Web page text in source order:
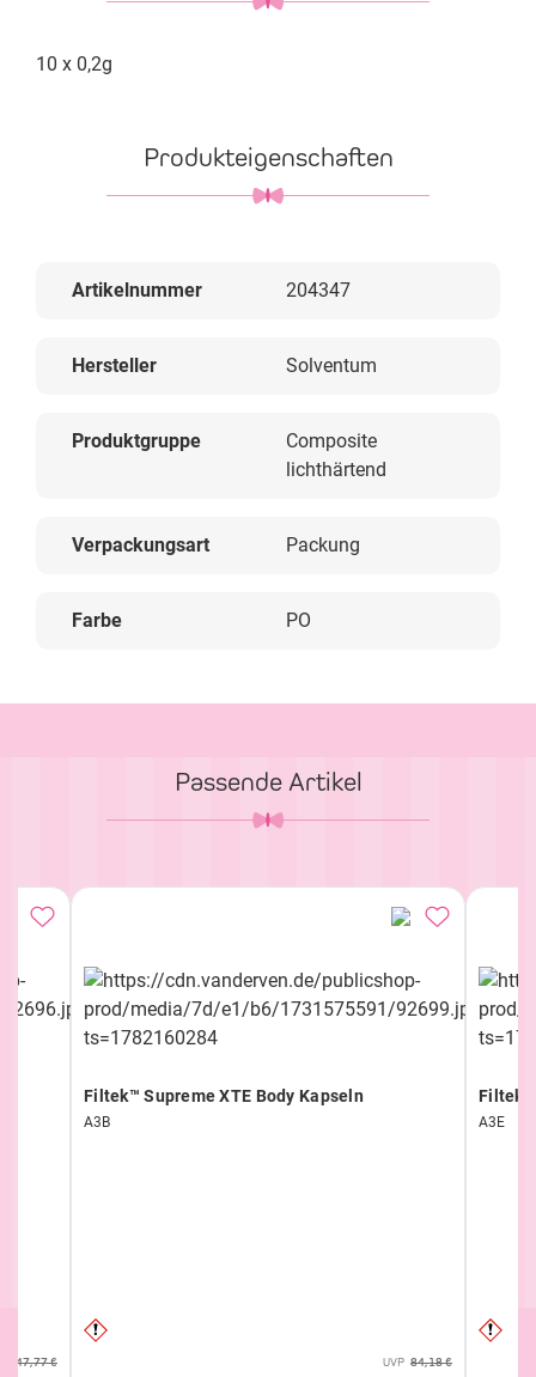
10 x 0,2g
Produkteigenschaften
Artikelnummer 204347
Hersteller Solventum
Produktgruppe
Composite
lichthärtend
Verpackungsart Packung
Farbe PO
Passende Artikel
47,77 €
Filtek™ Supreme XTE Body Kapseln
A3B
UVP 84,18 €
Filtek™
A3E